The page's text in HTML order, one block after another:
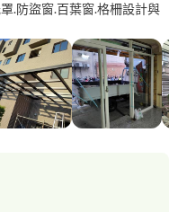
.防盜窗.百葉窗.格柵設計與